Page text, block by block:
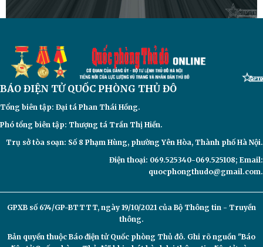
BÁO ĐIỆN TỬQUỐC PHÒNG THỦ ĐÔ
Tổng biên tập: Đại tá Phan Thái Hồng.
Phó tổng biên tập: Thượng tá Trần Thị Hiền.
Trụ sở tòa soạn: Số 8 Phạm Hùng, phường Yên Hòa, Thành phố Hà Nội.
Điện thoại: 069.525340-069.525108; Email:
quocphongthudo@gmail.com.
GPXB số 674/GP-BTTTT, ngày 19/10/2021 của Bộ Thông tin - Truyền
thông.
Bản quyền thuộc Báo điện tửQuốc phòng Thủ đô. Ghi rõ nguồn "Báo